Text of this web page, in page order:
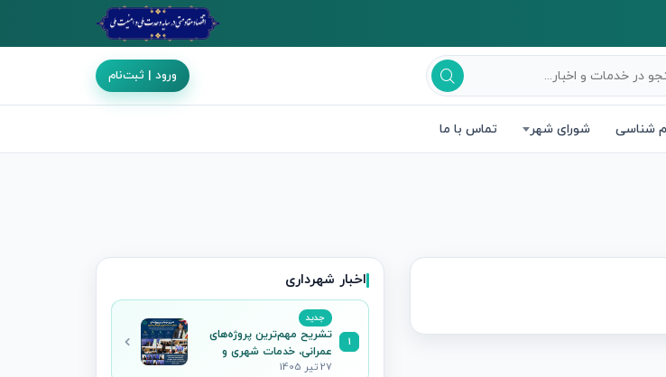
ورود | ثبت‌نام
شناسی شورای شهر تماس با ما
اخبار شهرداری
1
جدید
تشریح مهم‌ترین پروژه‌های
عمرانی، خدمات شهری و
فرهنگی جاجرم در نشست
27 تیر 1405